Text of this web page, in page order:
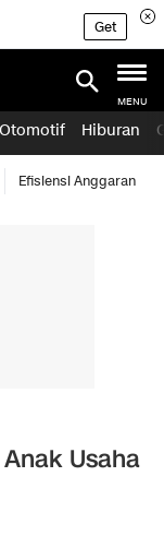
Get
MENU
Otomotif Hiburan
Efisiensi Anggaran
Usaha